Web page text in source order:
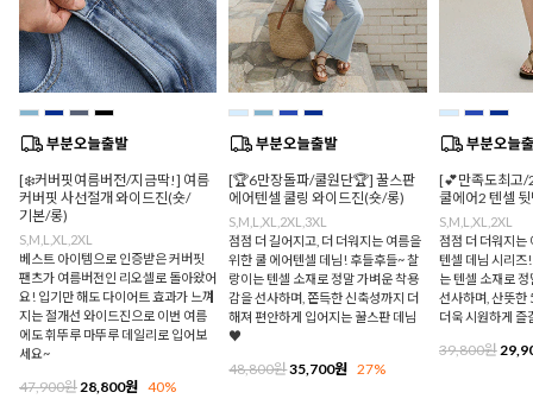
[❄️커버핏여름버전/지금딱!] 여름
커버핏 사선절개 와이드진(숏/
기본/롱)
S,M,L,XL,2XL
베스트 아이템으로 인증받은 커버핏
팬츠가 여름버전인 리오셀로 돌아왔어
요! 입기만 해도 다이어트 효과가 느껴
지는 절개선 와이드진으로 이번 여름
에도 휘뚜루 마뚜루 데일리로 입어보
세요~
47,900원 28,800원 40%
[🏆6만장돌파/쿨원단🏆] 꿀스판
에어텐셀 쿨링 와이드진(숏/롱)
S,M,L,XL,2XL,3XL
점점 더 길어지고, 더 더워지는 여름을
위한 쿨 에어텐셀 데님! 후들후들~ 찰
랑이는 텐셀 소재로 정말 가벼운 착용
감을 선사하며, 쫀득한 신축성까지 더
해져 편안하게 입어지는 꿀스판 데님
♥
48,800원35,700원 27%
[💕만족도최고/
쿨에어2 텐셀
S,M,L,XL,2XL
점점 더 더워지는
텐셀 데님 시리즈
는 텐셀 소재로
선사하며, 산뜻한
더욱 시원하게
39,800원